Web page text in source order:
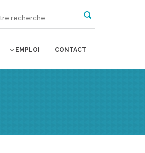
EMPLOI CONTACT